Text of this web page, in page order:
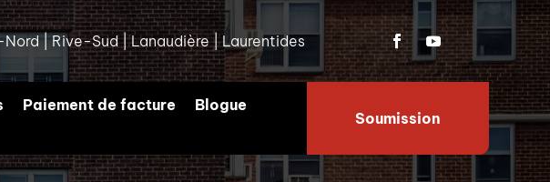
| Rive-Sud|Lanaudière|Laurentides
Paiement de facture
Blogue
Soumission